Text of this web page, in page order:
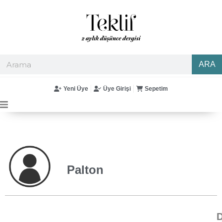
ARA
Yeni Üye Üye Girişi Sepetim
Palton